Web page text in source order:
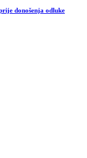
donošenja odluke